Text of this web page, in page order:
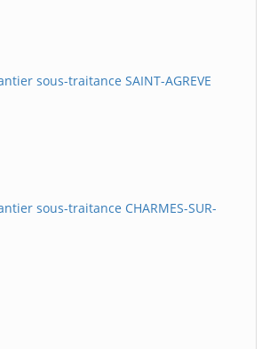
sous-traitance SAINT-AGREVE
sous-traitance CHARMES-SUR-